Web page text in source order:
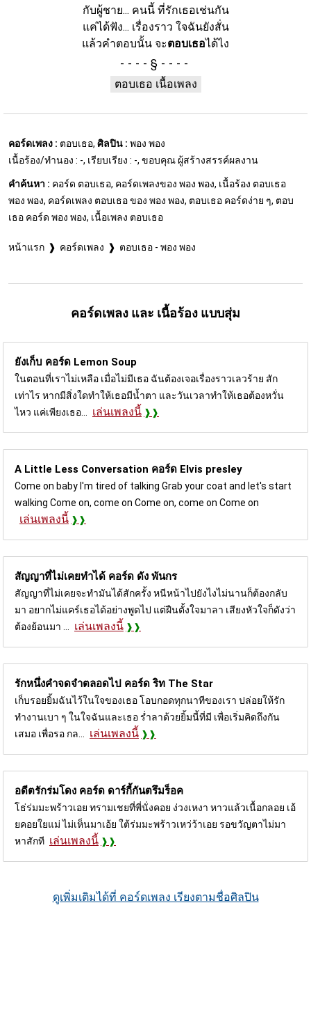
กับผู้ชาย... คนนี้ ที่รักเธอเช่นกัน
แค่ได้ฟัง... เรื่องราว ใจฉันยังสั่น
แล้วคำตอบนั้น จะตอบเธอได้ไง
§
ตอบเธอ เนื้อเพลง
คอร์ดเพลง : ตอบเธอ, ศิลปิน : พอง พอง
เนื้อร้อง/ทำนอง : -, เรียบเรียง : -, ขอบคุณ ผู้สร้างสรรค์ผลงาน
คำค้นหา : คอร์ด ตอบเธอ, คอร์ดเพลงของ พอง พอง, เนื้อร้อง ตอบเธอ
พอง พอง, คอร์ดเพลง ตอบเธอ ของ พอง พอง, ตอบเธอ คอร์ดง่าย ๆ, ตอบ
เธอ คอร์ด พอง พอง, เนื้อเพลง ตอบเธอ
หน้าแรก คอร์ดเพลง ตอบเธอ - พอง พอง
คอร์ดเพลง และ เนื้อร้อง แบบสุ่ม
ยังเก็บ คอร์ด Lemon Soup
ในตอนที่เราไม่เหลือ เมื่อไม่มีเธอ ฉันต้องเจอเรื่องราวเลวร้าย สัก
เท่าไร หากมีสิ่งใดทำให้เธอมีน้ำตา และวันเวลาทำให้เธอต้องหวั่น
ไหว แค่เพียงเธอ...
เล่นเพลงนี้
A Little Less Conversation คอร์ด Elvis presley
Come on baby I'm tired of talking Grab your coat and let's start
walking Come on, come on Come on, come on Come on
เล่นเพลงนี้
สัญญาที่ไม่เคยทำได้ คอร์ด ดัง พันกร
สัญญาที่ไม่เคยจะทำมันได้สักครั้ง หนีหน้าไปยังไงไม่นานก็ต้องกลับ
มา อยากไม่แคร์เธอได้อย่างพูดไป แต่ฝืนตั้งใจมาลา เสียงหัวใจก็ดังว่า
ต้องย้อนมา ...
เล่นเพลงนี้
รักหนึ่งคำจดจำตลอดไป คอร์ดริท The Star
เก็บรอยยิ้มฉันไว้ในใจของเธอ โอบกอดทุกนาทีของเรา ปล่อยให้รัก
ทำงานเบา ๆ ในใจฉันและเธอ ร่ำลาด้วยยิ้มนี้ที่มี เพื่อเริ่มคิดถึงกัน
เสมอ เพื่อรอ กล...
เล่นเพลงนี้
อดีตรักร่มโดง คอร์ด ดาร์กี้กันตรึมร็อค
โธ่ร่มมะพร้าวเอย ทรามเชยที่พี่นั่งคอย ง่วงเหงา หาวแล้วเนื้อกลอย เอ้
ยคอยใยแม่ ไม่เห็นมาเอ้ย ใต้ร่มมะพร้าวเหว่ว้าเอย รอขวัญตาไม่มา
หาสักที เล่นเพลงนี้
ดูเพิ่มเติมได้ที่ คอร์ดเพลง เรียงตามชื่อศิลปิน